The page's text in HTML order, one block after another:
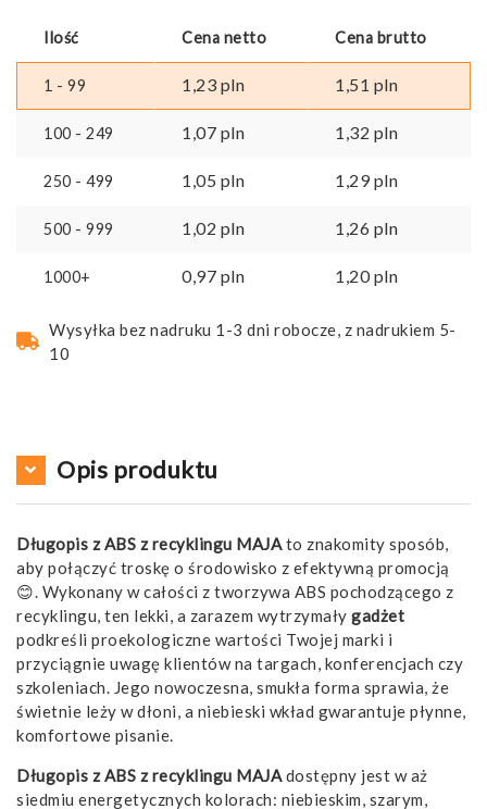
Ilość Cena netto Cena brutto
1 - 99 1,23 pln 1,51 pln
100 - 249 1,07 pln 1,32 pln
250 - 499 1,05 pln 1,29pln
500 - 999 1,02 pln 1,26 pln
1000+ 0,97 pln 1,20pln
Wysyłka bez nadruku 1-3 dni robocze, z nadrukiem 5-
10
Opis produktu
Długopis z ABS z recyklingu MAJAto znakomity sposób,
aby połączyć troskę o środowisko z efektywną promocją
😊. Wykonany w całości z tworzywa ABS pochodzącego z
recyklingu, ten lekki, a zarazem wytrzymały gadżet
podkreśli proekologiczne wartości Twojej marki i
przyciągnie uwagę klientów na targach, konferencjach czy
szkoleniach. Jego nowoczesna, smukła forma sprawia, że
świetnie leży w dłoni, a niebieski wkład gwarantuje płynne,
komfortowe pisanie.
Długopis z ABS z recyklingu MAJAdostępny jest w aż
siedmiu energetycznych kolorach: niebieskim, szarym,